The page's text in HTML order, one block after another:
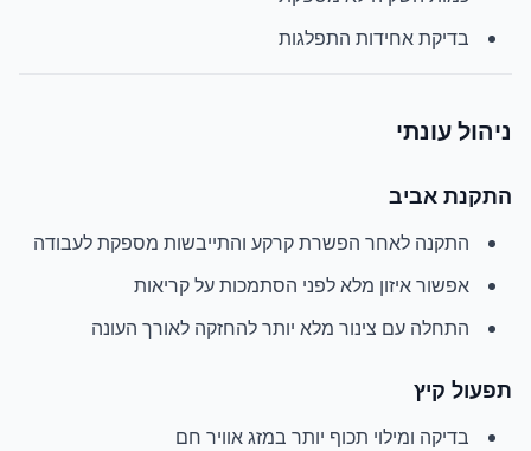
בדיקת אחידות התפלגות
ניהול עונתי
התקנת אביב
התקנה לאחר הפשרת קרקע והתייבשות מספקת לעבודה
אפשור איזון מלא לפני הסתמכות על קריאות
התחלה עם צינור מלא יותר להחזקה לאורך העונה
תפעול קיץ
בדיקה ומילוי תכוף יותר במזג אוויר חם